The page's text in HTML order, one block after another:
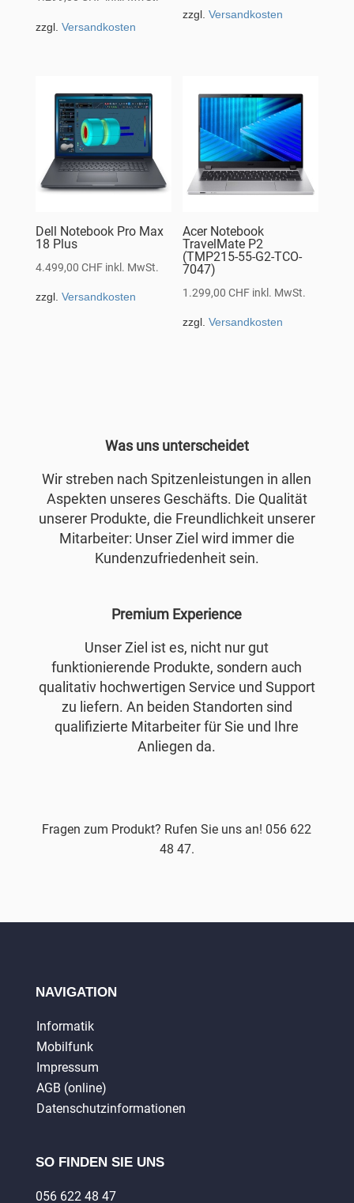
zzgl. Versandkosten
zzgl.Versandkosten
Dell Notebook Pro Max
18 Plus
4.499,00 CHF inkl. MwSt.
zzgl. Versandkosten
Acer Notebook
TravelMate P2
(TMP215-55-G2-TCO-
7047)
1.299,00CHF inkl. MwSt.
zzgl.Versandkosten
Was uns unterscheidet
Wir streben nach Spitzenleistungen in allen
Aspekten unseres Geschäfts. Die Qualität
unserer Produkte, die Freundlichkeit unserer
Mitarbeiter: Unser Ziel wird immer die
Kundenzufriedenheit sein.
Premium Experience
Unser Ziel ist es, nicht nur gut
funktionierende Produkte, sondern auch
qualitativ hochwertigen Service und Support
zu liefern. An beiden Standorten sind
qualifizierte Mitarbeiter für Sie und Ihre
Anliegen da.
Fragen zum Produkt? Rufen Sie uns an! 056 622
48 47.
NAVIGATION
Informatik
Mobilfunk
Impressum
AGB (online)
Datenschutzinformationen
SO FINDEN SIE UNS
056 622 48 47